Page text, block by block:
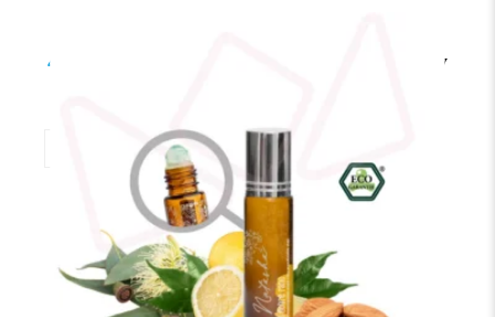
40€.
Platí pre GLS boxy, Parcel Shopy
Max Benjamin, Pink Pepper, Vonná karta
Hodnotenie4.71z 5
-30%5,00€ 3,50€
Pridať do košíka